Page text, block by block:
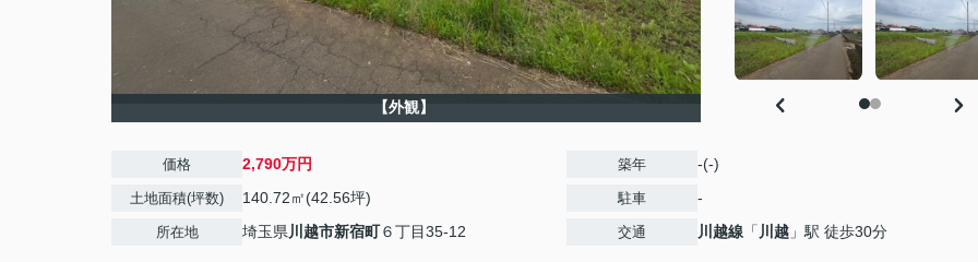
【外観】
価格 2,790万円
土地面積(坪数) 140.72㎡(42.56坪)
所在地 埼玉県川越市新宿町６丁目35-12
築年 -(-)
駐車 -
交通 川越線 「 川越 」駅 徒歩30分